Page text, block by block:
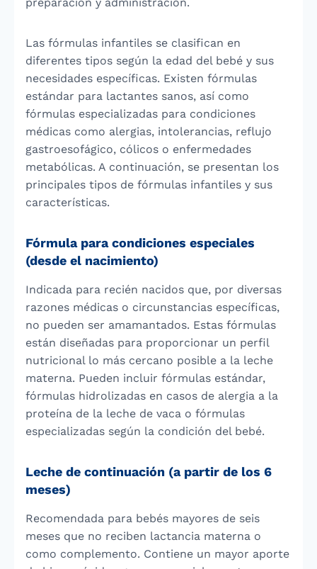
Las fórmulas infantiles se clasifican en
diferentes tipos según la edad del bebé y sus
necesidades específicas. Existen fórmulas
estándar para lactantes sanos, así como
fórmulas especializadas para condiciones
médicas como alergias, intolerancias, reflujo
gastroesofágico, cólicos o enfermedades
metabólicas. A continuación, se presentan los
principales tipos de fórmulas infantiles y sus
características.
Fórmula para condiciones especiales
(desde el nacimiento)
Indicada para recién nacidos que, por diversas
razones médicas o circunstancias específicas,
no pueden ser amamantados. Estas fórmulas
están diseñadas para proporcionar un perfil
nutricional lo más cercano posible a la leche
materna. Pueden incluir fórmulas estándar,
fórmulas hidrolizadas en casos de alergia a la
proteína de la leche de vaca o fórmulas
especializadas según la condición del bebé.
Leche de continuación (a partir de los 6
meses)
Recomendada para bebés mayores de seis
meses que no reciben lactancia materna o
como complemento. Contiene un mayor aporte